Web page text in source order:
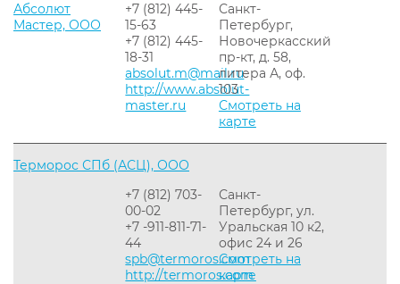
Абсолют
Мастер, ООО
+7 (812) 445-
15-63
+7 (812) 445-
18-31
absolut.m@mail.ru
http://www.absolut-
master.ru
Санкт-
Петербург,
Новочеркасский
пр-кт, д. 58,
литера А, оф.
103
Смотреть на
карте
Терморос СПб (АСЦ), ООО
+7 (812) 703-
00-02
+7 -911-811-71-
44
spb@termoros.com
http://termoros.com
Санкт-
Петербург, ул.
Уральская 10 к2,
офис 24 и 26
Смотреть на
карте